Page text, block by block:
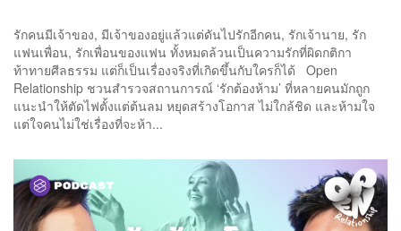
รักคนมีเจ้าของ, มีเจ้าของอยู่แล้วแต่ดันไปรักอีกคน, รักเจ้านาย, รัก
แฟนเพื่อน, รักเพื่อนของแฟน ทั้งหมดล้วนเป็นความรักที่ผิดกติกา
ท้าทายศีลธรรม แต่ก็เป็นเรื่องจริงที่เกิดขึ้นกับใครก็ได้ Open
Relationship ชวนสำรวจสถานการณ์ ‘รักต้องห้าม’ ที่หลายคนมักถูก
แนะนำให้ตัดไฟตั้งแต่ต้นลม หยุดสร้างโอกาส ไม่ใกล้ชิด และห้ามใจ
แต่ใจคนไม่ใช่เรื่องที่จะห้า...